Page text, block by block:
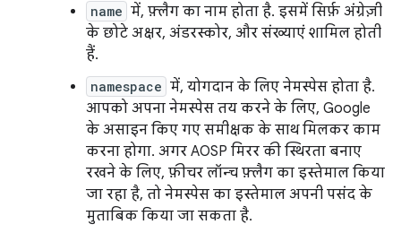
name में, फ़्लैग का नाम होता है. इसमें सिर्फ़ अंग्रेज़ी
के छोटे अक्षर, अंडरस्कोर, और संख्याएं शामिल होती
हैं.
namespace में, योगदान के लिए नेमस्पेस होता है.
आपको अपना नेमस्पेस तय करने के लिए, Google
के असाइन किए गए समीक्षक के साथ मिलकर काम
करना होगा. अगर AOSP मिरर की स्थिरता बनाए
रखने के लिए, फ़ीचर लॉन्च फ़्लैग का इस्तेमाल किया
जा रहा है, तो नेमस्पेस का इस्तेमाल अपनी पसंद के
मुताबिक किया जा सकता है.